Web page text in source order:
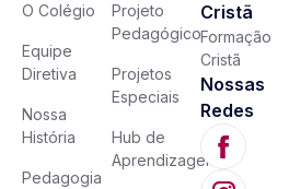
O Colégio
Equipe
Diretiva
Nossa
História
Pedagogia
Projeto
Pedagógico
Projetos
Especiais
Hub de
Aprendizagem
Cristã
Formação
Cristã
Nossas
Redes